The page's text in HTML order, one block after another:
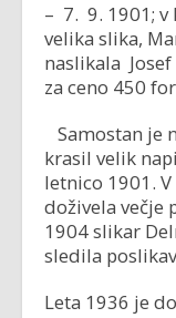
– 7. 9. 1901; v
velika slika,
naslikala
za ceno 450
Samostan je
krasil velik
letnico 1901.
doživela večje
1904 slikar
sledila
Leta 1936 je